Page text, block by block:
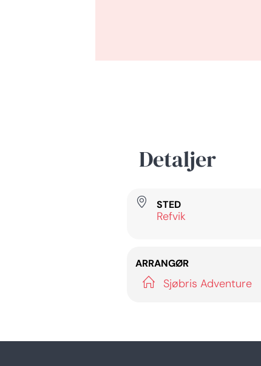
Detaljer
STED
Refvik
ARRANGØR
Sjøbris Adventure